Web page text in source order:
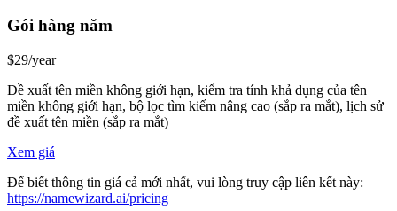
Gói hàng năm
$29/year
Đề xuất tên miền không giới hạn, kiểm tra tính khả dụng của tên
miền không giới hạn, bộ lọc tìm kiếm nâng cao (sắp ra mắt), lịch sử
đề xuất tên miền (sắp ra mắt)
Xem giá
Để biết thông tin giá cả mới nhất, vui lòng truy cập liên kết này:
https://namewizard.ai/pricing